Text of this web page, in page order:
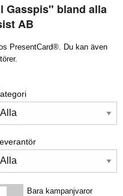
Gasspis" bland alla
AB
PresentCard®. Du kan även
kampanjvaror
Bara kampanjvaror